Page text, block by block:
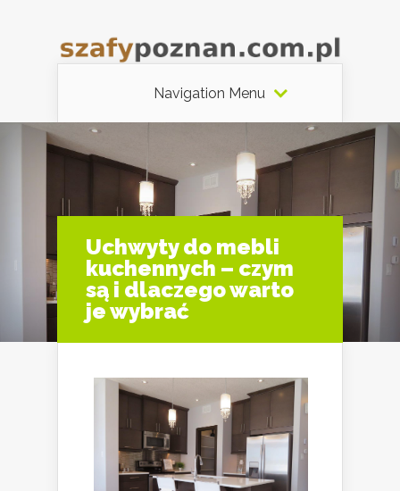
Navigation Menu
Uchwyty do mebli
kuchennych – czym
są i dlaczego warto
je wybrać